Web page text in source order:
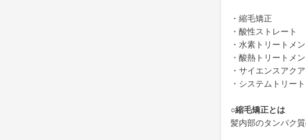
・縮毛矯正
・酸性ストレート
・水素トリートメン
・酸熱トリートメン
・サイエンスアクア
・システムトリー
○縮毛矯正とは
髪内部のタンパク